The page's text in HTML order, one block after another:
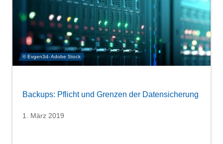
Backups: Pflicht und Grenzen der Datensicherung
1. März 2019
© Evgen3d- Adobe Stock